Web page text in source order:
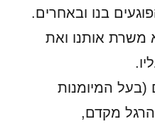
בנו ובאחרים.
משרת אותנו ואת
המיומנות
הרגל מקדם,